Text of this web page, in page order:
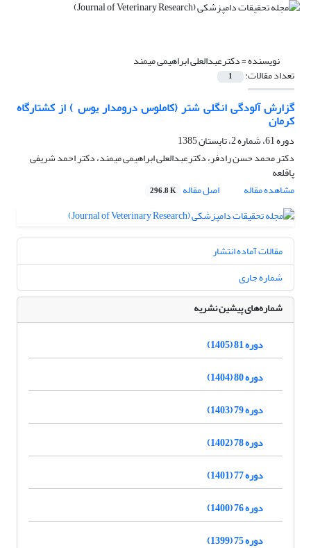
نویسنده =دکترعبدالعلی ابراهیمی میمند
تعداد مقالات: 1
گزارش آلودگی انگلی شتر (کاملوس درومدار یوس ) از کشتارگاه
کرمان
دوره 61، شماره 2، تابستان 1385
دکتر محمد حسن رادفر، دکترعبدالعلی ابراهیمی میمند، دکتر احمد شریفی
پاقلعه
مشاهده مقاله
اصل مقاله 296.8 K
مقالات آماده انتشار
شماره جاری
شماره‌های پیشین نشریه
دوره 81 (1405)
دوره 80 (1404)
دوره 79 (1403)
دوره 78 (1402)
دوره 77 (1401)
دوره 76 (1400)
دوره 75 (1399)